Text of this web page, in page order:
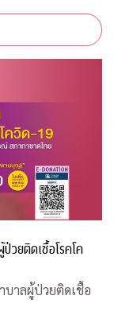
วยติดเชื้อโรคโค
าลผู้ป่วยติดเชื้อ